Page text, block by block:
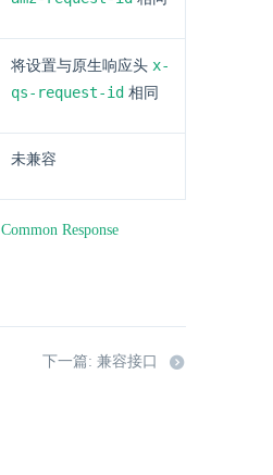
将设置与原生响应头 x-
qs-request-id 相同
未兼容
Common Response
下一篇: 兼容接口